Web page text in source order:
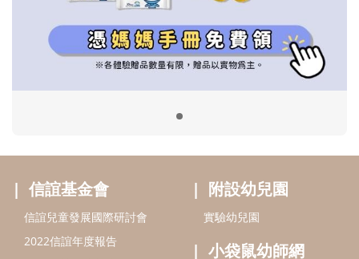
2022信誼年度報告
2023信誼年度報告
2024信誼年度報告
好孕袋
分齡育兒電子報
線上教養諮詢
小袋鼠幼師網